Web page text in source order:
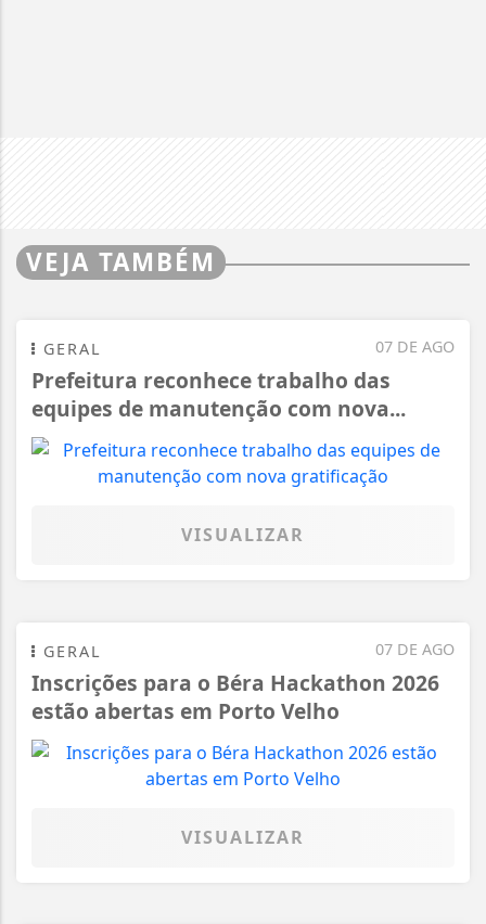
VEJA TAMBÉM
07 DE AGO
GERAL
Prefeitura reconhece trabalho das
equipes de manutenção com nova...
VISUALIZAR
07 DE AGO
GERAL
Inscrições para o Béra Hackathon 2026
estão abertas em Porto Velho
VISUALIZAR